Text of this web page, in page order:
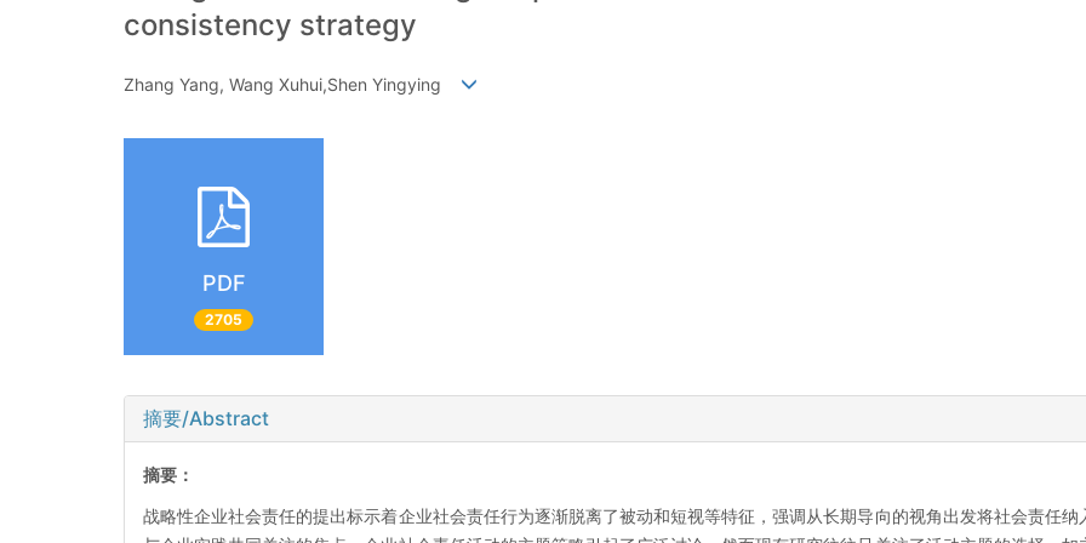
consistency strategy
Zhang Yang, Wang Xuhui,Shen Yingying
PDF
2705
摘要/Abstract
摘要：
战略性企业社会责任的提出标示着企业社会责任行为逐渐脱离了被动和短视等特征，强调从长期导向的视角出发将社会责任